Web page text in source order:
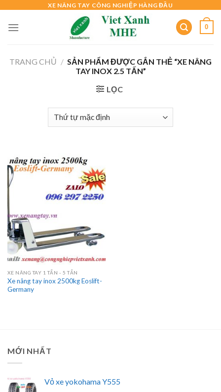
content
XE NÂNG TAY CÔNG NGHIỆP HÀNG ĐẦU
0
TRANG CHỦ / SẢN PHẨM ĐƯỢC GẮN THẺ “XE NÂNG
TAY INOX 2.5 TẤN”
LỌC
XE NÂNG TAY 1 TẤN - 5 TẤN
Xe nâng tay inox 2500kg Eoslift-
Germany
MỚI NHẤT
Vỏ xe yokohama Y555